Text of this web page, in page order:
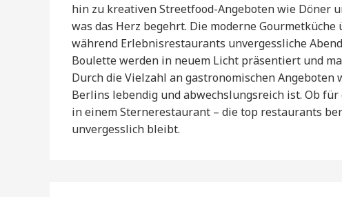
hin zu kreativen Streetfood-Angeboten wie Döner
was das Herz begehrt. Die moderne
während Erlebnisrestaurants unvergessliche
Boulette werden in neuem Licht präsentiert und
Durch die Vielzahl an gastronomischen
Berlins lebendig und abwechslungsreich ist. Ob
in einem Sternerestaurant – die top restaurants
unvergesslich bleibt.